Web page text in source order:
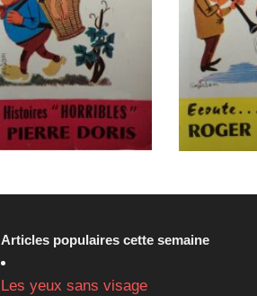
Articles populaires cette semaine
Les yeux sans visage